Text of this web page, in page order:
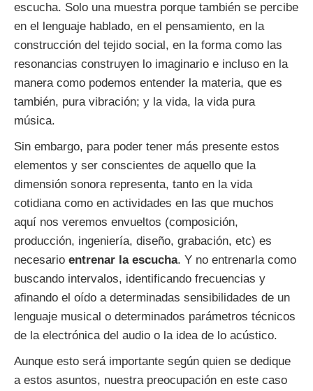
escucha. Solo una muestra porque también se percibe
en el lenguaje hablado, en el pensamiento, en la
construcción del tejido social, en la forma como las
resonancias construyen lo imaginario e incluso en la
manera como podemos entender la materia, que es
también, pura vibración; y la vida, la vida pura
música.
Sin embargo, para poder tener más presente estos
elementos y ser conscientes de aquello que la
dimensión sonora representa, tanto en la vida
cotidiana como en actividades en las que muchos
aquí nos veremos envueltos (composición,
producción, ingeniería, diseño, grabación, etc) es
necesario entrenar la escucha. Y no entrenarla como
buscando intervalos, identificando frecuencias y
afinando el oído a determinadas sensibilidades de un
lenguaje musical o determinados parámetros técnicos
de la electrónica del audio o la idea de lo acústico.
Aunque esto será importante según quien se dedique
a estos asuntos, nuestra preocupación en este caso